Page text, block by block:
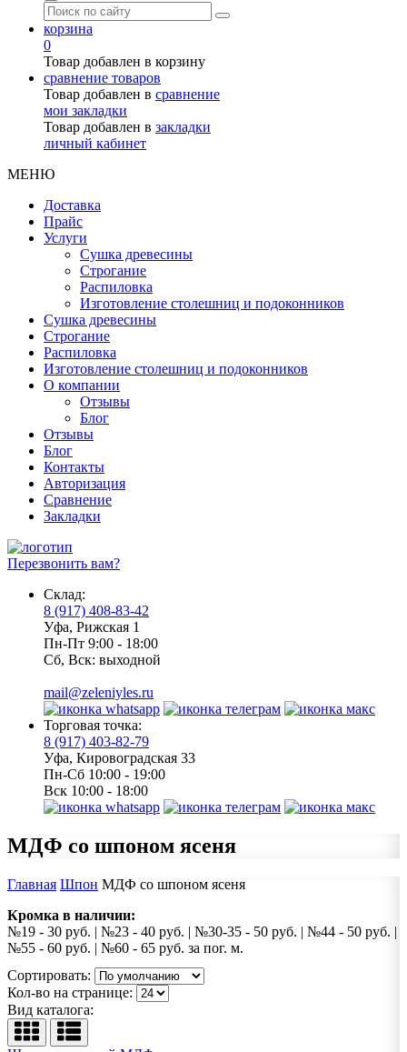
корзина
0
Товар добавлен в корзину
сравнение товаров
Товар добавлен в сравнение
мои закладки
Товар добавлен в закладки
личный кабинет
МЕНЮ
Доставка
Прайс
Услуги
Сушка древесины
Строгание
Распиловка
Изготовление столешниц и подоконников
Сушка древесины
Строгание
Распиловка
Изготовление столешниц и подоконников
О компании
Отзывы
Блог
Отзывы
Блог
Контакты
Авторизация
Сравнение
Закладки
Перезвонить вам?
Склад:
8 (917) 408-83-42
Уфа, Рижская 1
Пн-Пт 9:00 - 18:00
Сб, Вск: выходной
mail@zeleniyles.ru
Торговая точка:
8 (917) 403-82-79
Уфа, Кировоградская 33
Пн-Сб 10:00 - 19:00
Вск 10:00 - 18:00
МДФ со шпоном ясеня
Главная Шпон МДФ со шпоном ясеня
Кромка в наличии:
№19 - 30 руб. | №23 - 40 руб. | №30-35 - 50 руб. | №44 - 50 руб. |
№55 - 60 руб. | №60 - 65 руб. за пог. м.
Сортировать:
Кол-во на странице:
Вид каталога: